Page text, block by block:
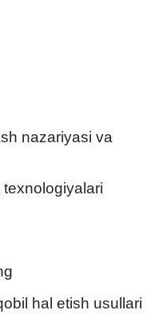
nazariyasi va
hal etish usullari